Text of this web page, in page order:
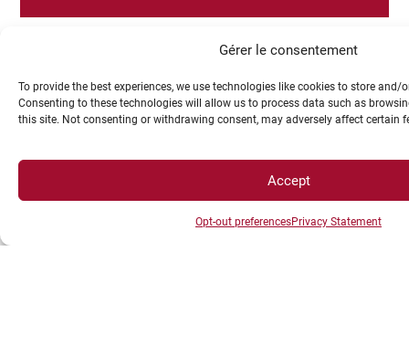
Gérer le consentement
To provide the best experiences, we use technologies like cookies to store
Consenting to these technologies will allow us to process data such as
this site. Not consenting or withdrawing consent, may adversely affect certain
Accept
Opt-out preferencesPrivacy Statement